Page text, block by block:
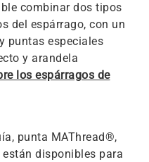
combinar dos tipos
del espárrago, con un
puntas especiales
y arandela
los espárragos de
punta MAThread®,
disponibles para